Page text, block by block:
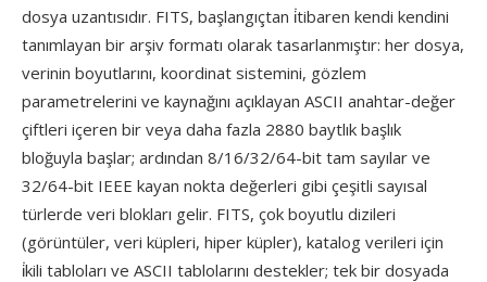
dosya uzantısıdır. FITS, başlangıçtan i̇tibaren kendi kendini
tanımlayan bir arşiv formatı olarak tasarlanmıştır: her dosya,
verinin boyutlarını, koordinat sistemini, gözlem
parametrelerini ve kaynağını açıklayan ASCII anahtar-değer
çiftleri içeren bir veya daha fazla 2880 baytlık başlık
bloğuyla başlar; ardından 8/16/32/64-bit tam sayılar ve
32/64-bit IEEE kayan nokta değerleri gibi çeşitli sayısal
türlerde veri blokları gelir. FITS, çok boyutlu dizileri
(görüntüler, veri küpleri, hiper küpler), katalog verileri için
i̇kili tabloları ve ASCII tablolarını destekler; tek bir dosyada